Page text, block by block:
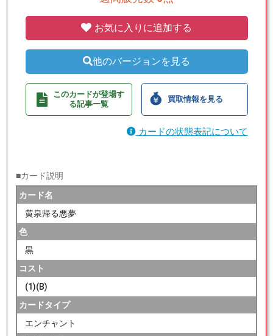
お気に入りに追加する
他のバージョンを見る
このカードが登場す
る記事一覧
買取情報を見る
カードの状態表記について
■カード説明
カード名
黄泉帰る悪夢
色
黒
コスト
(1)(B)
カードタイプ
エンチャント